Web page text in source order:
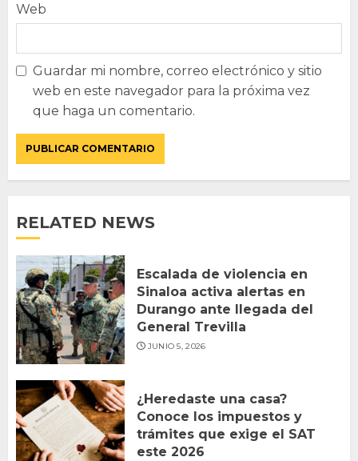
Web
Guardar mi nombre, correo electrónico y sitio
web en este navegador para la próxima vez
que haga un comentario.
RELATED NEWS
Escalada de violencia en
Sinaloa activa alertas en
Durango ante llegada del
General Trevilla
JUNIO 5, 2026
¿Heredaste una casa?
Conoce los impuestos y
trámites que exige el SAT
este 2026